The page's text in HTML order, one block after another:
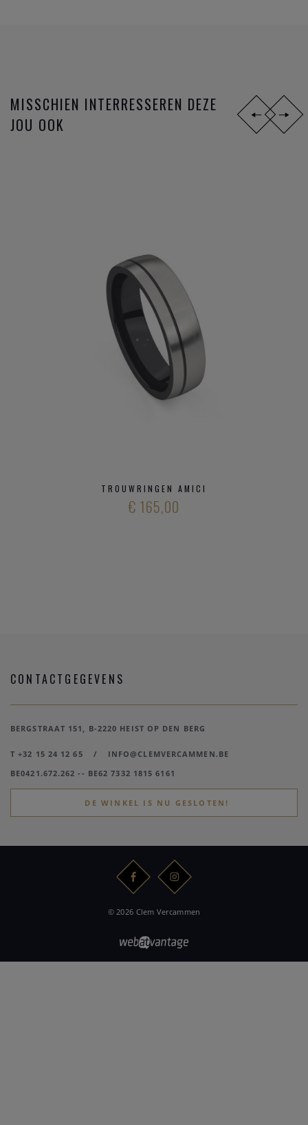
MISSCHIEN INTERRESSEREN DEZE
JOU OOK
TROUWRINGEN AMICI
€ 165,00
CONTACTGEGEVENS
BERGSTRAAT 151, B-2220 HEIST OP DEN BERG
T +32 15 24 12 65 /
INFO@CLEMVERCAMMEN.BE
BE0421.672.262 -- BE62 7332 1815 6161
DE WINKEL IS NU GESLOTEN!
© 2026 Clem Vercammen